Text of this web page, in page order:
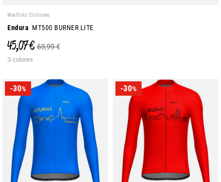
Maillots Ciclismo
Endura MT500 BURNER LITE
45,07 € 69,99 €
3 colores
-30% -30%